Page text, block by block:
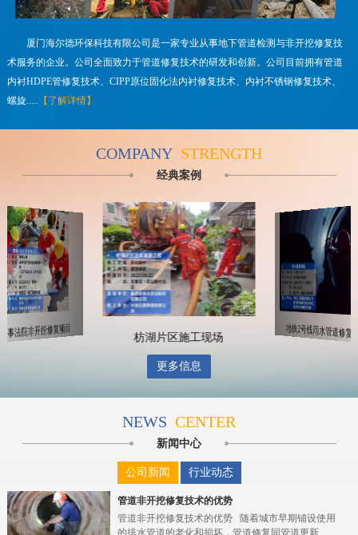
厦门海尔德环保科技有限公司是一家专业从事地下管道检测与非开挖修复技
术服务的企业。公司全面致力于管道修复技术的研发和创新。公司目前拥有管道
内衬HDPE管修复技术、CIPP原位固化法内衬修复技术、内衬不锈钢修复技术、
螺旋..... 【了解详情】
COMPANY STRENGTH
经典案例
海事法院非开挖修复项目 枋湖片区施工现场
更多信息
NEWS CENTER
新闻中心
公司新闻 行业动态
管道非开挖修复技术的优势
管道非开挖修复技术的优势 随着城市早期铺设使用
的排水管道的老化和损坏，管道修复同管道更新...